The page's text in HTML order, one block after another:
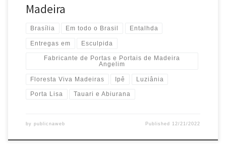
Madeira
Brasília Em todo o Brasil Entalhda
Entregas em Esculpida
Fabricante de Portas e Portais de Madeira
Angelim
Floresta Viva Madeiras Ipê Luziânia
Porta Lisa Tauari e Abiurana
by publicnaweb Published 12/21/2022